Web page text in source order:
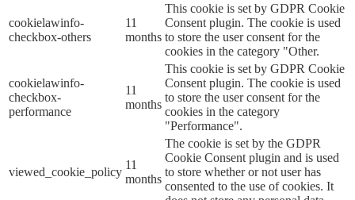
cookielawinfo-
checkbox-others
11
months
This cookie is set by GDPR Cookie
Consent plugin. The cookie is used
to store the user consent for the
cookies in the category "Other.
cookielawinfo-
checkbox-
performance
11
months
This cookie is set by GDPR Cookie
Consent plugin. The cookie is used
to store the user consent for the
cookies in the category
"Performance".
viewed_cookie_policy
11
months
The cookie is set by the GDPR
Cookie Consent plugin and is used
to store whether or not user has
consented to the use of cookies. It